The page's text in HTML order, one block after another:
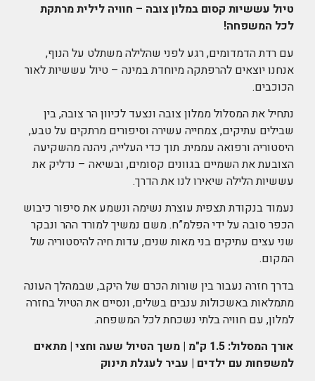
טיול עששיות קסום במלון צובה – חוויה לילית מרתקת
לכל המשפחה!
עם רדת הדמדומים, רגע לפני שהלילה משתלט על הנוף,
אנחנו יוצאים להרפתקה מיוחדת במינה – טיול עששיות לאור
הכוכבים.
נתחיל את המסלול ממלון צובה ונצעד לכיוון הר צובה, בין
שבילים עתיקים, צמחייה עשירה וסיפורים מרתקים על טבע,
היסטוריה ורפואה עממית. תוך כדי העלייה, ניהנה מהשקיעה
הצובעת את השמיים בגוונים קסומים, ובשיאה – נדליק את
עששיות הלילה שיאירו לנו את הדרך.
נעמוד בנקודת תצפית עוצרת נשימה ונשמע את סיפור כיבוש
הכפר סובה על ידי הפלמ”ח. משם נמשיך למורד ההר ונבקר
שני עצים עתיקים בני מאות שנים, עדות חיה להיסטוריה של
המקום.
בדרך חזרה נעבור בין שורות הכרם של היקב, שבמהלך העונה
מתמלאות באשכולות ענבים בשלים, ונסיים את הטיול בחזרה
למלון, עם חוויה בלתי נשכחת לכל המשפחה.
אורך המסלול: 1.5 ק"מ | משך הטיול שעה וחצי | מתאים
למשפחות עם ילדים | עביר לעגלת תינוק